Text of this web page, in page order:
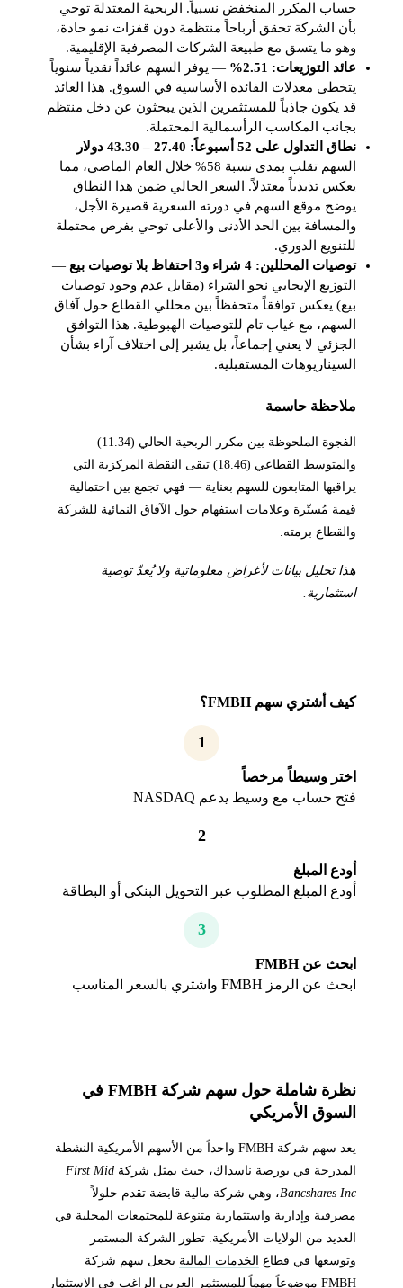
حساب المكرر المنخفض نسبياً. الربحية المعتدلة توحي
بأن الشركة تحقق أرباحاً منتظمة دون قفزات نمو حادة،
وهو ما يتسق مع طبيعة الشركات المصرفية الإقليمية.
عائد التوزيعات: 2.51%
— يوفر السهم عائداً نقدياً سنوياً
يتخطى معدلات الفائدة الأساسية في السوق. هذا العائد
قد يكون جاذباً للمستثمرين الذين يبحثون عن دخل منتظم
بجانب المكاسب الرأسمالية المحتملة.
نطاق التداول على 52 أسبوعاً: 27.40 – 43.30 دولار
—
السهم تقلب بمدى نسبة 58% خلال العام الماضي، مما
يعكس تذبذباً معتدلاً. السعر الحالي ضمن هذا النطاق
يوضح موقع السهم في دورته السعرية قصيرة الأجل،
والمسافة بين الحد الأدنى والأعلى توحي بفرص محتملة
للتنويع الدوري.
توصيات المحللين: 4 شراء و3 احتفاظ بلا توصيات بيع
—
التوزيع الإيجابي نحو الشراء (مقابل عدم وجود توصيات
بيع) يعكس توافقاً متحفظاً بين محللي القطاع حول آفاق
السهم، مع غياب تام للتوصيات الهبوطية. هذا التوافق
الجزئي لا يعني إجماعاً، بل يشير إلى اختلاف آراء بشأن
السيناريوهات المستقبلية.
ملاحظة حاسمة
الفجوة الملحوظة بين مكرر الربحية الحالي (11.34)
والمتوسط القطاعي (18.46) تبقى النقطة المركزية التي
يراقبها المتابعون للسهم بعناية — فهي تجمع بين احتمالية
قيمة مُستّرة وعلامات استفهام حول الآفاق النمائية للشركة
والقطاع برمته.
هذا تحليل بيانات لأغراض معلوماتية ولا يُعدّ توصية
استثمارية.
كيف أشتري سهم FMBH؟
1
اختر وسيطاً مرخصاً
فتح حساب مع وسيط يدعم NASDAQ
2
أودع المبلغ
أودع المبلغ المطلوب عبر التحويل البنكي أو البطاقة
3
ابحث عن FMBH
ابحث عن الرمز FMBH واشتري بالسعر المناسب
نظرة شاملة حول سهم شركة FMBH في
السوق الأمريكي
يعد سهم شركة FMBH واحداً من الأسهم الأمريكية النشطة
المدرجة في بورصة ناسداك، حيث يمثل شركة First Mid
Bancshares Inc، وهي شركة مالية قابضة تقدم حلولاً
مصرفية وإدارية واستثمارية متنوعة للمجتمعات المحلية في
العديد من الولايات الأمريكية. تطور الشركة المستمر
وتوسعها في قطاع الخدمات الماليةيجعل سهم شركة
FMBH موضوعاً مهماً للمستثمر العربي الراغب في الاستثمار